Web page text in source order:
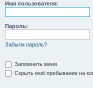
Имя пользователя:
Пароль:
Забыли пароль?
Запомнить меня
Скрыть моё пребывание на